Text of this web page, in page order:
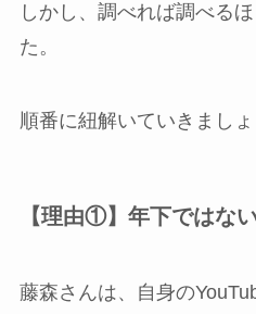
しかし、調べれば調べる
た。
順番に紐解いていきましょ
【理由①】年下ではな
藤森さんは、自身の